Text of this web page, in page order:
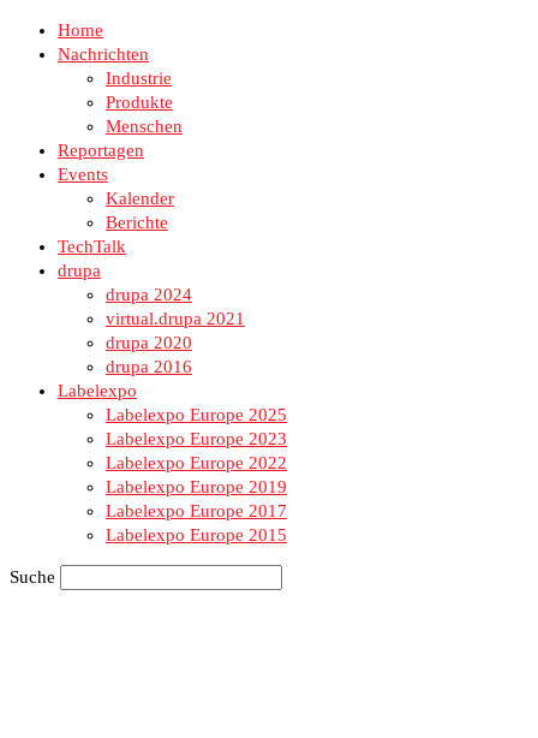
Home
Nachrichten
Industrie
Produkte
Menschen
Reportagen
Events
Kalender
Berichte
TechTalk
drupa
drupa 2024
virtual.drupa 2021
drupa 2020
drupa 2016
Labelexpo
Labelexpo Europe 2025
Labelexpo Europe 2023
Labelexpo Europe 2022
Labelexpo Europe 2019
Labelexpo Europe 2017
Labelexpo Europe 2015
Suche